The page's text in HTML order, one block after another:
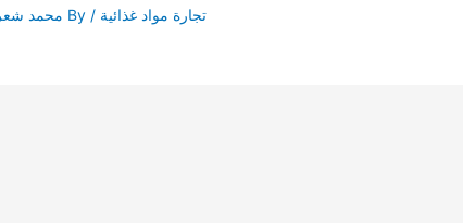
تجارة مواد غذائية / By محمد